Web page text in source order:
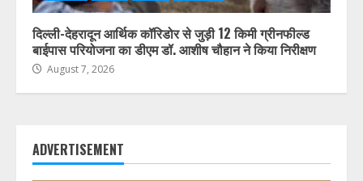
दिल्ली-देहरादून आर्थिक कॉरिडोर से जुड़ी 12 किमी ग्रीनफील्ड
बाईपास परियोजना का डीएम डॉ. आशीष चौहान ने किया निरीक्षण
August 7, 2026
ADVERTISEMENT